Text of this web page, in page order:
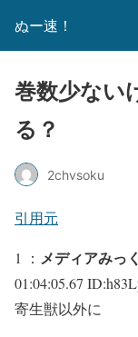
ぬー速！
巻数少ない
る？
2chvsoku
引用元
1 ： メディアみっ
01:04:05.67
寄生獣以外に